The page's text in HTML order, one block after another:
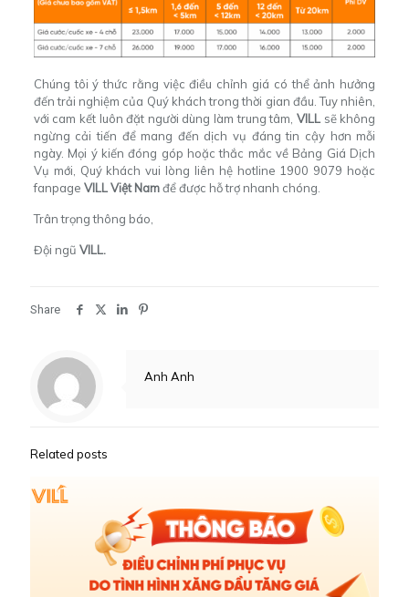
Chúng tôi ý thức rằng việc điều chỉnh giá có thể ảnh hưởng
đến trải nghiệm của Quý khách trong thời gian đầu. Tuy nhiên,
với cam kết luôn đặt người dùng làm trung tâm, VILLsẽ không
ngừng cải tiến để mang đến dịch vụ đáng tin cậy hơn mỗi
ngày. Mọi ý kiến đóng góp hoặc thắc mắc về Bảng Giá Dịch
Vụ mới, Quý khách vui lòng liên hệ hotline 1900 9079 hoặc
fanpage VILL Việt Namđể được hỗ trợ nhanh chóng.
Trân trọng thông báo,
Đội ngũ VILL.
Share
Anh Anh
Related posts